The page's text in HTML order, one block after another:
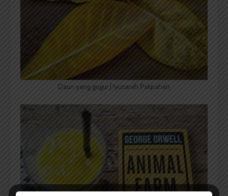
Daun yang gugur | Iyusarah Pakpahan